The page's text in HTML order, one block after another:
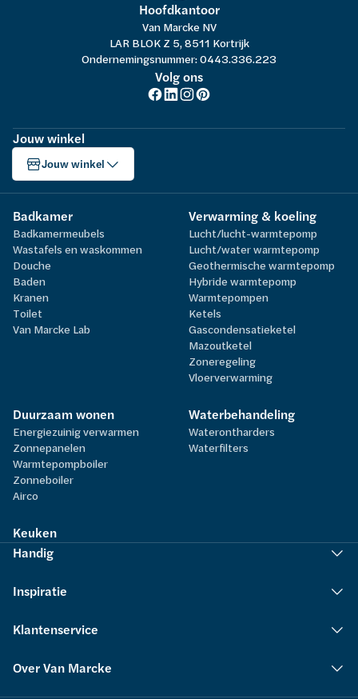
Hoofdkantoor
Van Marcke NV
LAR BLOK Z 5, 8511 Kortrijk
Ondernemingsnummer: 0443.336.223
Volg ons
Jouw winkel
Jouw winkel
Badkamer
Badkamermeubels
Wastafels en waskommen
Douche
Baden
Kranen
Toilet
Van Marcke Lab
Verwarming & koeling
Lucht/lucht-warmtepomp
Lucht/water warmtepomp
Geothermische warmtepomp
Hybride warmtepomp
Warmtepompen
Ketels
Gascondensatieketel
Mazoutketel
Zoneregeling
Vloerverwarming
Duurzaam wonen
Energiezuinig verwarmen
Zonnepanelen
Warmtepompboiler
Zonneboiler
Airco
Waterbehandeling
Waterontharders
Waterfilters
Keuken
Handig
Inspiratie
Klantenservice
Over Van Marcke